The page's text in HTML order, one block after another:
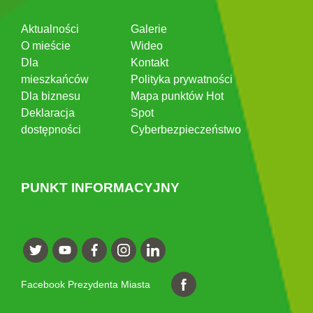
Aktualności
O mieście
Dla
mieszkańców
Dla biznesu
Deklaracja
dostępności
Galerie
Wideo
Kontakt
Polityka prywatności
Mapa punktów Hot
Spot
Cyberbezpieczeństwo
PUNKT INFORMACYJNY
Facebook Prezydenta Miasta